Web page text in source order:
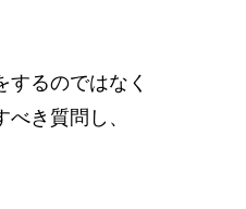
するのではなく
き質問し、